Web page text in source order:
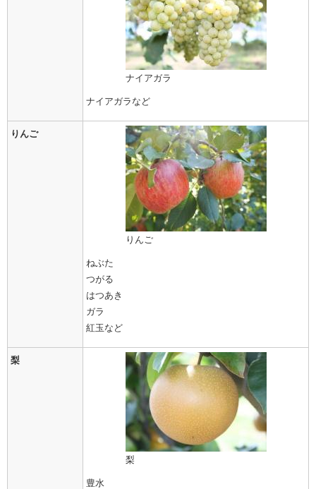
ナイアガラ
ナイアガラなど
りんご
りんご
ねぶた
つがる
はつあき
ガラ
紅玉など
梨
梨
豊水